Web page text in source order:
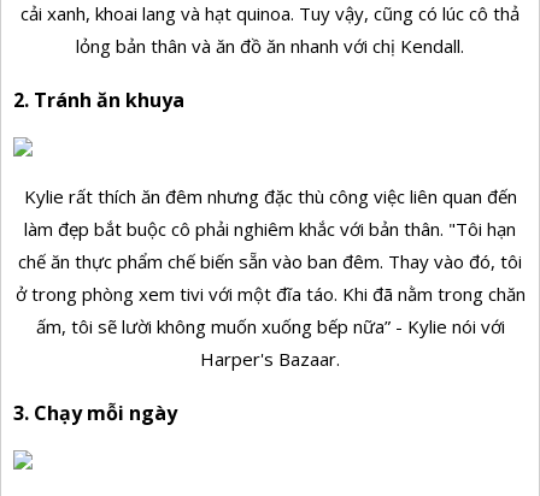
cải xanh, khoai lang và hạt quinoa. Tuy vậy, cũng có lúc cô thả
lỏng bản thân và ăn đồ ăn nhanh với chị Kendall.
2. Tránh ăn khuya
Kylie rất thích ăn đêm nhưng đặc thù công việc liên quan đến
làm đẹp bắt buộc cô phải nghiêm khắc với bản thân. "Tôi hạn
chế ăn thực phẩm chế biến sẵn vào ban đêm. Thay vào đó, tôi
ở trong phòng xem tivi với một đĩa táo. Khi đã nằm trong chăn
ấm, tôi sẽ lười không muốn xuống bếp nữa” - Kylie nói với
Harper's Bazaar.
3. Chạy mỗi ngày